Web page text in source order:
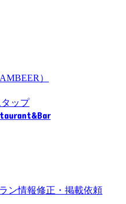
）
ップ
ン情報修正・掲載依頼